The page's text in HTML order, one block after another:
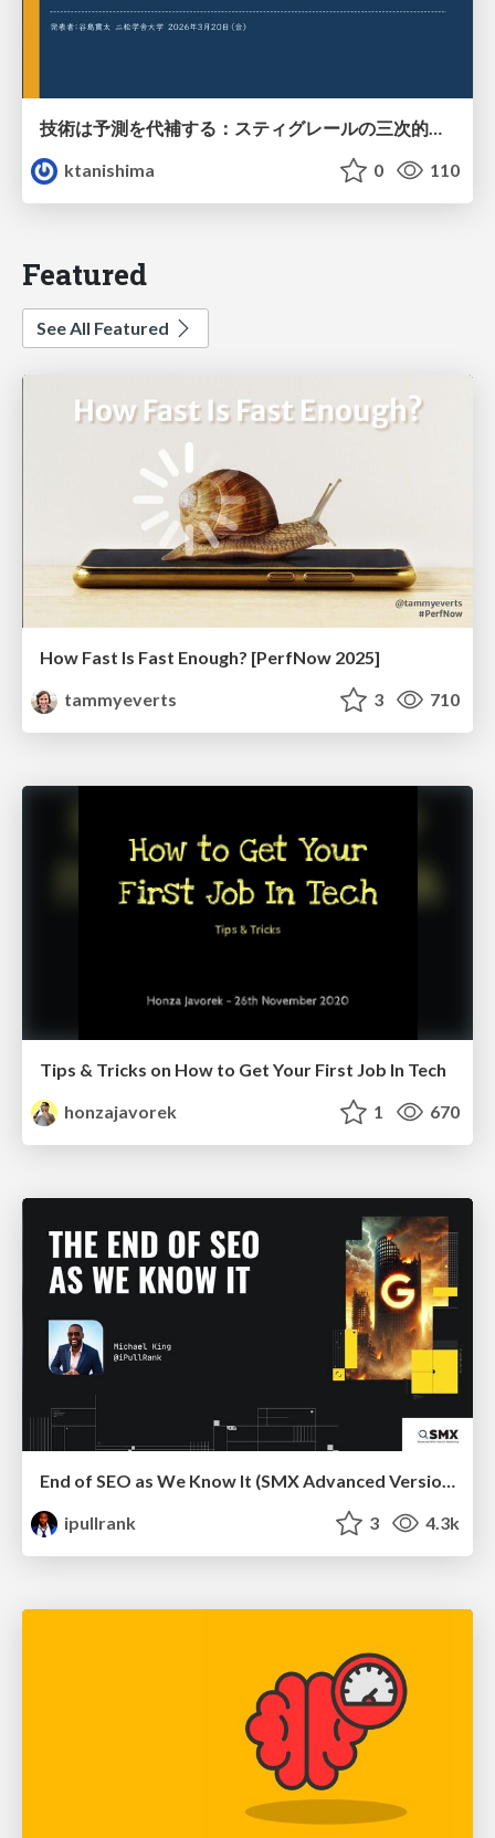
技術は予測を代補する：スティグレールの三次的記憶論と予測処理パラダイムの交差
ktanishima
0 110
Featured
See All Featured
How Fast Is Fast Enough? [PerfNow 2025]
tammyeverts
3 710
Tips & Tricks on How to Get Your First Job In Tech
honzajavorek
1 670
End of SEO as We Know It (SMX Advanced Version)
ipullrank
3 4.3k